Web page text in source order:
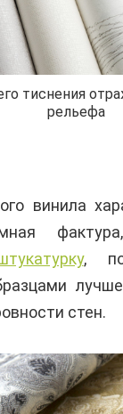
тиснения
рельефа
винила
,
стен.